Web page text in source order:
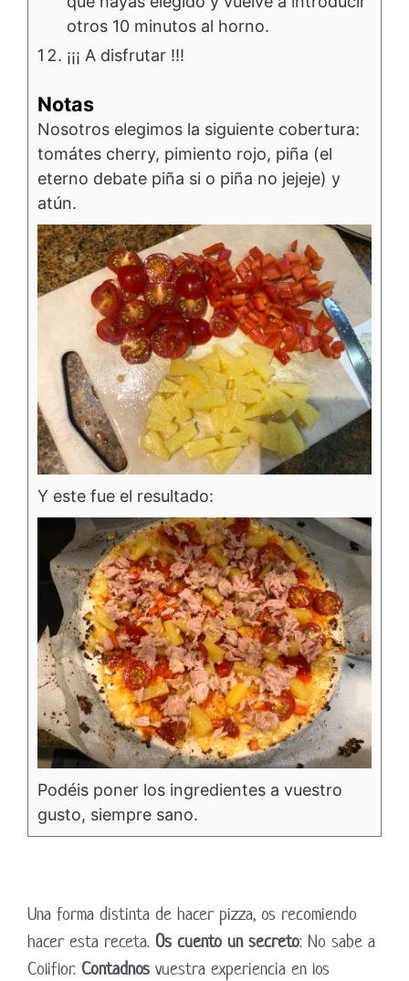
otros 10 minutos al horno.
¡¡¡ A disfrutar !!!
Notas
Nosotros elegimos la siguiente cobertura:
tomátes cherry, pimiento rojo, piña (el
eterno debate piña si o piña no jejeje) y
atún.
Y este fue el resultado:
Podéis poner los ingredientes a vuestro
gusto, siempre sano.
Una forma distinta de hacer pizza, os recomiendo
hacer esta receta. Os cuento un secreto: No sabe a
Coliflor. Contadnos vuestra experiencia en los